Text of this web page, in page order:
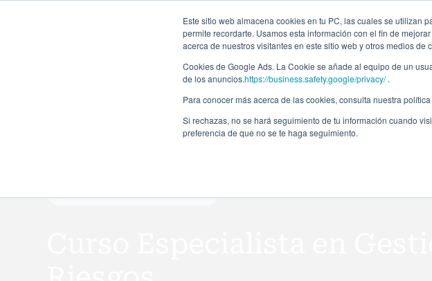
Este sitio web almacena cookies en tu PC, las cuales se utilizan
permite recordarte. Usamos esta información con el fin de
acerca de nuestros visitantes en este sitio web y otros medios de
Cookies de Google Ads. La Cookie se añade al equipo de un
de los anuncios.https://business.safety.google/privacy/.
Para conocer más acerca de las cookies, consulta nuestra
Si rechazas, no se hará seguimiento de tu información cuando
preferencia de que no se te haga seguimiento.